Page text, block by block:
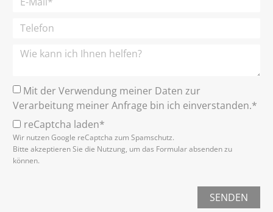
Mit der Verwendung meiner Daten zur
Verarbeitung meiner Anfrage bin ich einverstanden.*
reCaptcha laden*
Wir nutzen Google reCaptcha zum Spamschutz.
Bitte akzeptieren Sie die Nutzung, um das Formular absenden zu
können.
SENDEN